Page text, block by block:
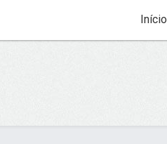
Início